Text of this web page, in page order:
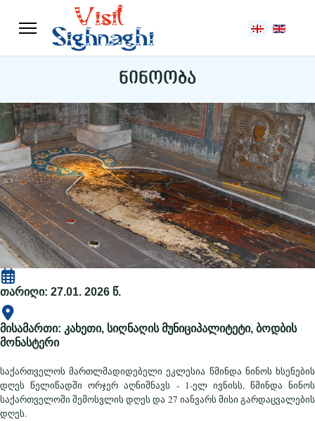
აირჩიეთ ენა
ნინოობა
თარიღი: 27.01. 2026 წ.
მისამართი: კახეთი, სიღნაღის მუნიციპალიტეტი, ბოდბის
მონასტერი
საქართველოს მართლმადიდებელი ეკლესია წმინდა ნინოს ხსენების
დღეს წელიწადში ორჯერ აღნიშნავს - 1-ელ ივნისს, წმინდა ნინოს
საქართველოში შემოსვლის დღეს და 27 იანვარს მისი გარდაცვალების
დღეს.